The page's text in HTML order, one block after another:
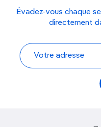
Évadez-vous chaque
directement